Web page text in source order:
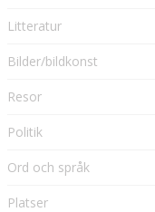
Litteratur
Bilder/bildkonst
Resor
Politik
Ord och språk
Platser